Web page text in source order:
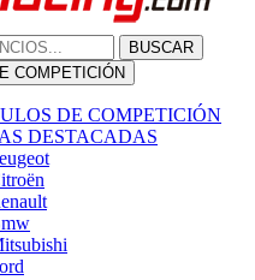
BUSCAR
COMPETICIÓN
DE COMPETICIÓN
DESTACADAS